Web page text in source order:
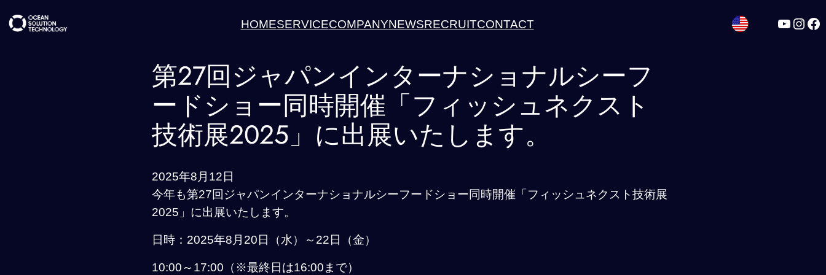
内
容
HOMESERVICECOMPANYNEWSRECRUITCONTACT
第27回ジャパンインターナショナルシーフ
ードショー同時開催「フィッシュネクスト
技術展2025」に出展いたします。
2025年8月12日
今年も第27回ジャパンインターナショナルシーフードショー同時開催「フィッシュネクスト技術展
2025」に出展いたします。
日時：2025年8月20日（水）～22日（金）
10:00～17:00（※最終日は16:00まで）